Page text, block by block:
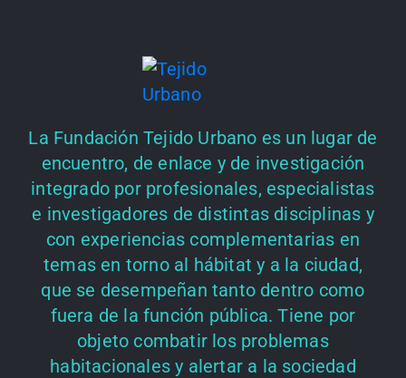
La Fundación Tejido Urbano es un lugar de
encuentro, de enlace y de investigación
integrado por profesionales, especialistas
e investigadores de distintas disciplinas y
con experiencias complementarias en
temas en torno al hábitat y a la ciudad,
que se desempeñan tanto dentro como
fuera de la función pública. Tiene por
objeto combatir los problemas
habitacionales y alertar a la sociedad